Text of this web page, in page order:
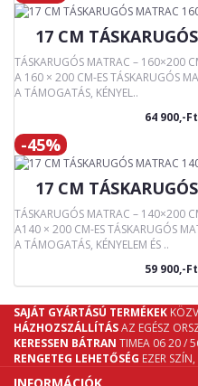
17 CM
TÁSKARUGÓS MATRAC – 160×200
A 160 × 200 CM-ES TÁSKARUGÓS
A TÁMOGATÁS, KÉNYEL..
64 900,-Ft
-45%
17 CM
TÁSKARUGÓS MATRAC – 140×200
A140 × 200 CM-ES TÁSKARUGÓS
A TÁMOGATÁS, KÉNYELEM ÉS ..
59 900,-Ft
SAJÁT GYÁRTÁSÚ TERMÉKEK
HÁZHOZSZÁLLÍTÁSAZ EGÉSZ
KERESSEN BÁTRAN TIMEA 06 20 /
RENGETEG LEHETŐSÉG EZER